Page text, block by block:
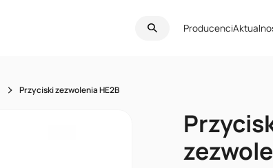
Producenci
Przyciski zezwolenia HE2B